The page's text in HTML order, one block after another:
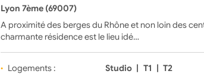
Lyon 7ème (69007)
A proximité des berges du Rhône et non loin des
charmante résidence est le lieu idé…
Logements : Studio | T1 | T2